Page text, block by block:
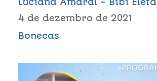
Luciana Amaral – Bibi
4 de dezembro de 2021
Bonecas